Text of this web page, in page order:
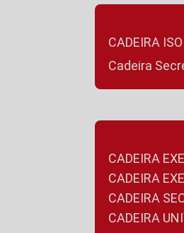
CADEIRA
Cadeira
CADEIRA
CADEIRA
CADEIRA
CADEIRA